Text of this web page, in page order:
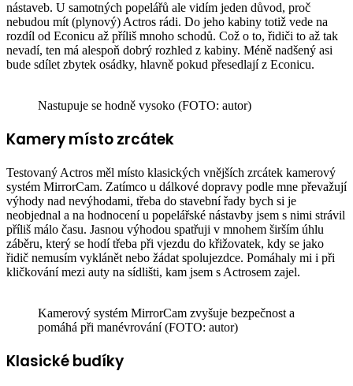
nástaveb. U samotných popelářů ale vidím jeden důvod, proč
nebudou mít (plynový) Actros rádi. Do jeho kabiny totiž vede na
rozdíl od Econicu až příliš mnoho schodů. Což o to, řidiči to až tak
nevadí, ten má alespoň dobrý rozhled z kabiny. Méně nadšený asi
bude sdílet zbytek osádky, hlavně pokud přesedlají z Econicu.
Nastupuje se hodně vysoko (FOTO: autor)
Kamery místo zrcátek
Testovaný Actros měl místo klasických vnějších zrcátek kamerový
systém MirrorCam. Zatímco u dálkové dopravy podle mne převažují
výhody nad nevýhodami, třeba do stavební řady bych si je
neobjednal a na hodnocení u popelářské nástavby jsem s nimi strávil
příliš málo času. Jasnou výhodou spatřuji v mnohem širším úhlu
záběru, který se hodí třeba při vjezdu do křižovatek, kdy se jako
řidič nemusím vyklánět nebo žádat spolujezdce. Pomáhaly mi i při
kličkování mezi auty na sídlišti, kam jsem s Actrosem zajel.
Kamerový systém MirrorCam zvyšuje bezpečnost a
pomáhá při manévrování (FOTO: autor)
Klasické budíky